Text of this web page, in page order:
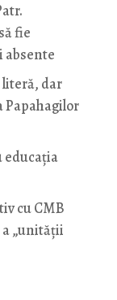
fie
absente
dar
educaţia
cu CMB
„unității